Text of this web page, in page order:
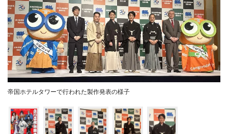
帝国ホテルタワーで行われた製作発表の様子